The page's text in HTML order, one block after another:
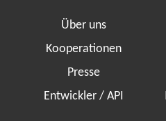
Über uns
Kooperationen
Presse
Entwickler / API